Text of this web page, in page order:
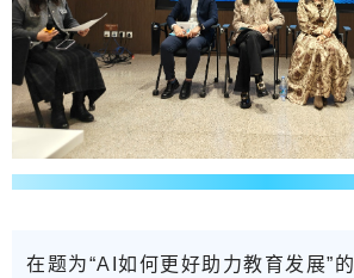
在题为“AI如何更好助力教育发展”的